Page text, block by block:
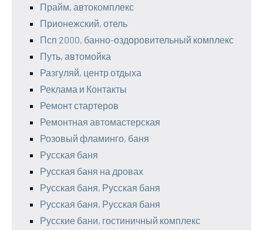
Прайм, автокомплекс
Прионежский, отель
Псп 2000, банно-оздоровительный комплекс
Путь, автомойка
Разгуляй, центр отдыха
Реклама и Контакты
Ремонт стартеров
Ремонтная автомастерская
Розовый фламинго, баня
Русская баня
Русская баня на дровах
Русская баня, Русская баня
Русская баня, Русская баня
Русские бани, гостиничный комплекс